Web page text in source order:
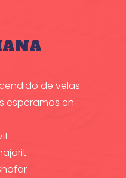
de velas
esperamos en